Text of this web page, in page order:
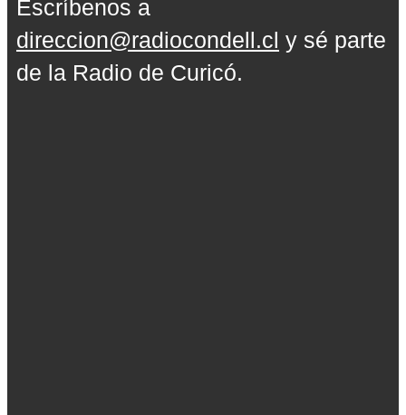
Escríbenos a
direccion@radiocondell.cl y sé parte
de la Radio de Curicó.